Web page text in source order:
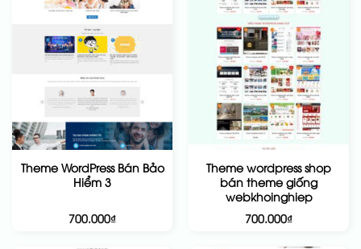
Theme WordPress Bán Bảo
Hiểm 3
700.000₫
Theme wordpress shop
bán theme giống
webkhoinghiep
700.000₫